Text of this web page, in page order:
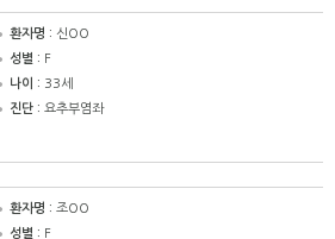
환자명 : 신OO
성별 : F
나이 : 33세
진단 : 요추부염좌
환자명 : 조OO
성별 : F